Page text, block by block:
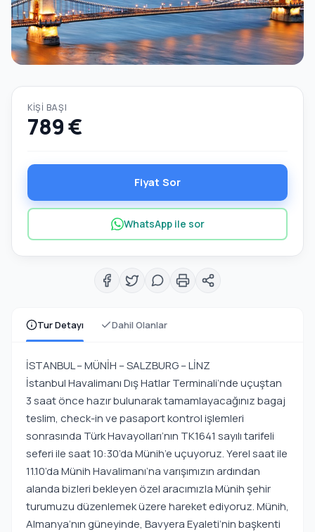
Tur Detayı Dahil Olanlar
İSTANBUL – MÜNİH – SALZBURG – LİNZ
İstanbul Havalimanı Dış Hatlar Terminali’nde uçuştan
3 saat önce hazır bulunarak tamamlayacağınız bagaj
teslim, check-in ve pasaport kontrol işlemleri
sonrasında Türk Havayolları’nın TK1641 sayılı tarifeli
seferi ile saat 10:30’da Münih’e uçuyoruz. Yerel saat ile
11.10’da Münih Havalimanı’na varışımızın ardından
alanda bizleri bekleyen özel aracımızla Münih şehir
turumuzu düzenlemek üzere hareket ediyoruz. Münih,
Almanya’nın güneyinde, Bavyera Eyaleti’nin başkenti
KIŞI BAŞI
789 €
Fiyat Sor
WhatsApp ile sor